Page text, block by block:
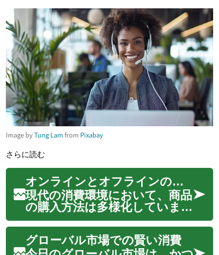
Image byTung Lam from Pixabay
さらに読む
オンラインとオフラインの購入比較
現代の消費環境において、商品
の購入方法は多様化していま
す。オンラインショッピング
の利便性と、実店舗でのオフラ
インショッピングが提供する
グローバル市場での賢い消費